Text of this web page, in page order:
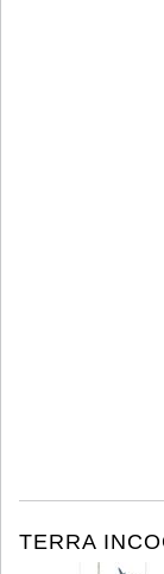
TERRA